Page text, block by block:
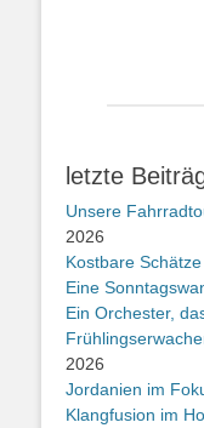
letzte
Unsere
2026
Kostbare
Eine
Ein Orchester,
2026
Jordanien im
Klangfusion im